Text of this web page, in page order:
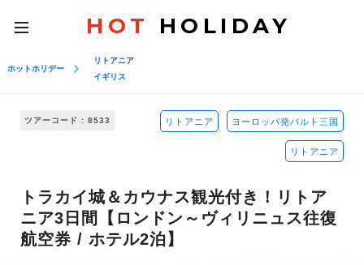
toggle
navigation
HOT HOLIDAY
ホットホリデー
リトアニア
イギリス
ツアーコード : 8533 リトアニア ヨーロッパ発バルト三国
リトアニア
トラカイ城＆カウナス観光付き！リトア
ニア3日間【ロンドン～ヴィリニュス往復
航空券 / ホテル2泊】